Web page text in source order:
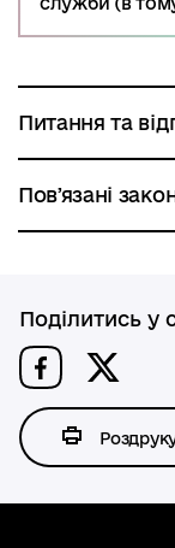
Питання та
Повʼязані
Поділитись у